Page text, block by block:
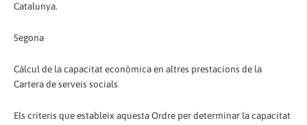
Catalunya.
Segona
Càlcul de la capacitat econòmica en altres prestacions de la
Cartera de serveis socials
Els criteris que estableix aquesta Ordre per determinar la capacitat